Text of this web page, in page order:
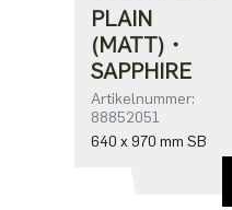
PLAIN
(MATT)・
SAPPHIRE
Artikelnummer:
88852051
640 x 970 mm SB